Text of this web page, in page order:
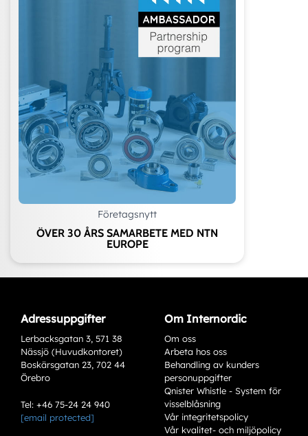
Företagsnytt
ÖVER 30 ÅRS SAMARBETE MED NTN
EUROPE
Adressuppgifter
Lerbacksgatan 3, 571 38
Nässjö (Huvudkontoret)
Boskärsgatan 23, 702 44
Örebro
Tel: +46 75-24 24 940
[email protected]
Om Internordic
Om oss
Arbeta hos oss
Behandling av kunders
personuppgifter
Qnister Whistle - System för
visselblåsning
Vår integritetspolicy
Vår kvalitet- och miljöpolicy